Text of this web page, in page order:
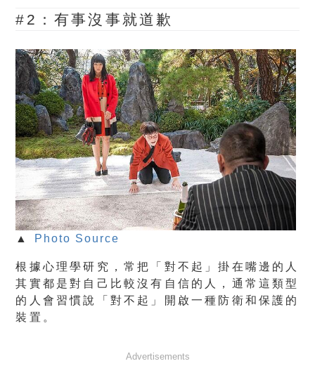
#2：有事沒事就道歉
▲ Photo Source
根據心理學研究，常把「對不起」掛在嘴邊的人
其實都是對自己比較沒有自信的人，通常這類型
的人會習慣說「對不起」開啟一種防衛和保護的
裝置。
Advertisements